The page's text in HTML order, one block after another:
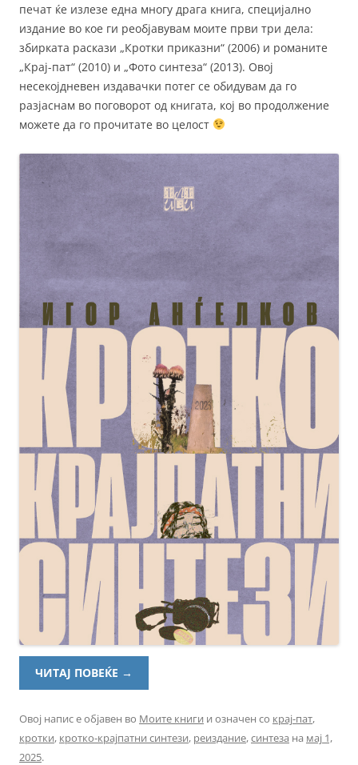
печат ќе излезе една многу драга книга, специјално
издание во кое ги реобјавувам моите први три дела:
збирката раскази „Кротки приказни“ (2006) и романите
„Крај-пат“ (2010) и „Фото синтеза“ (2013). Овој
несекојдневен издавачки потег се обидувам да го
разјаснам во поговорот од книгата, кој во продолжение
можете да го прочитате во целост
ЧИТАЈ ПОВЕЌЕ →
Овој напис е објавен во Моите книги и означен со крај-пат,
кротки, кротко-крајпатни синтези, реиздание,синтеза на мај 1,
2025.